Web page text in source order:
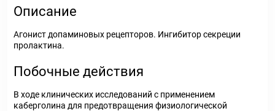
Описание
Агонист допаминовых рецепторов. Ингибитор секреции
пролактина.
Побочные действия
В ходе клинических исследований с применением
каберголина для предотвращения физиологической